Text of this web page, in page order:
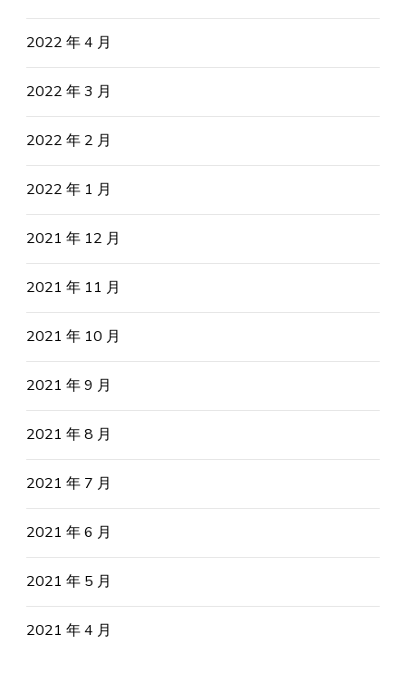
2022 年 4 月
2022 年 3 月
2022 年 2 月
2022 年 1 月
2021 年 12 月
2021 年 11 月
2021 年 10 月
2021 年 9 月
2021 年 8 月
2021 年 7 月
2021 年 6 月
2021 年 5 月
2021 年 4 月